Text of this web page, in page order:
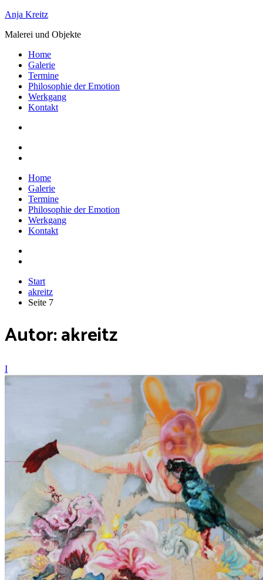
Zum
springen
Anja Kreitz
Malerei und Objekte
Home
Galerie
Termine
Philosophie der Emotion
Werkgang
Kontakt
Home
Galerie
Termine
Philosophie der Emotion
Werkgang
Kontakt
Start
akreitz
Seite 7
Autor:akreitz
I